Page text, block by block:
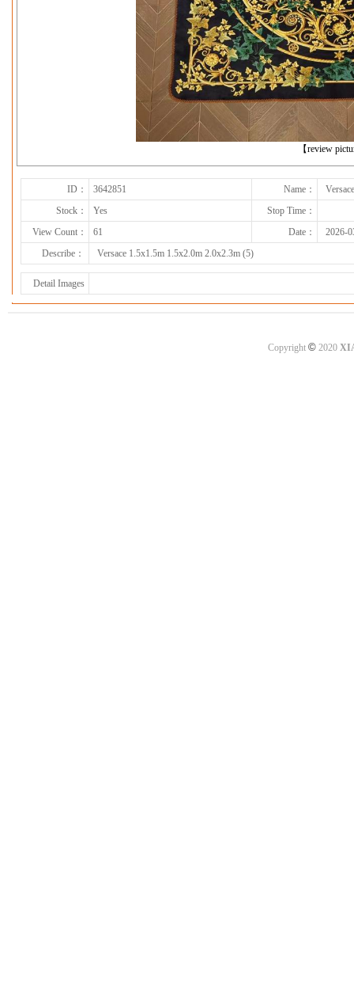
【review
下一张
ID： 3642851 Name：
Stock：
Yes
Stop Time：
View Count：
61 Date：
2026-
Describe：
Versace 1.5x1.5m 1.5x2.0m 2.0x2.3m (5)
Detail Images
Copyright ©2020